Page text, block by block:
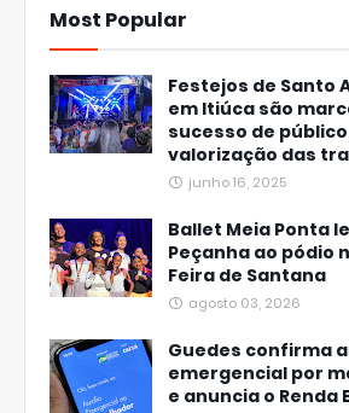
Most Popular
Festejos de Santo
em Itiúca são
sucesso de
valorização das
junho 16, 2025
Ballet Meia Ponta
Peçanha ao pódio
Feira de Santana
agosto 03, 2026
Guedes confirma
emergencial por
e anuncia o Renda